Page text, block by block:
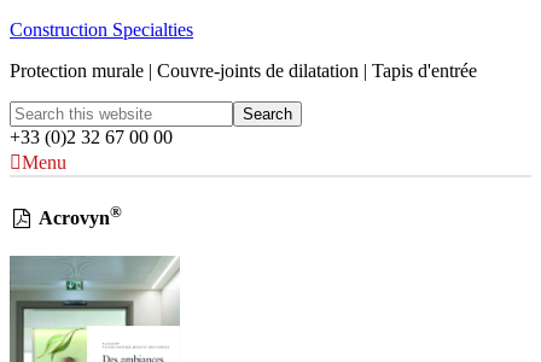
Construction Specialties
Protection murale | Couvre-joints de dilatation | Tapis d'entrée
+33 (0)2 32 67 00 00
Menu
Acrovyn®